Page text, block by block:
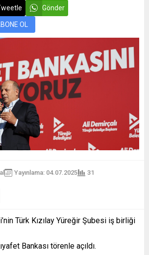
Gönder
OL
Yayınlama: 04.07.2025 31
Türk Kızılay Yüreğir Şubesi iş birliği
Bankası törenle açıldı.